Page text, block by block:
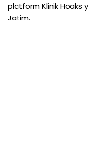
platform Klinik Hoaks
Jatim.